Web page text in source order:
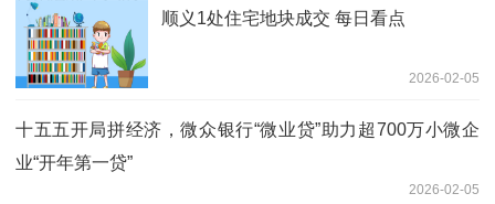
顺义1处住宅地块成交 每日看点
2026-02-05
十五五开局拼经济，微众银行“微业贷”助力超700万小微企
业“开年第一贷”
2026-02-05